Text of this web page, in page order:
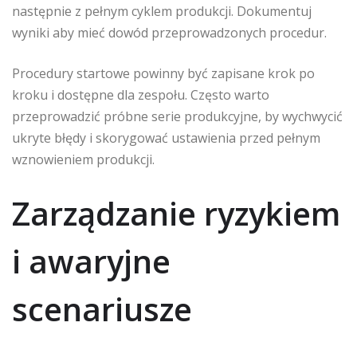
następnie z pełnym cyklem produkcji. Dokumentuj
wyniki aby mieć dowód przeprowadzonych procedur.
Procedury startowe powinny być zapisane krok po
kroku i dostępne dla zespołu. Często warto
przeprowadzić próbne serie produkcyjne, by wychwycić
ukryte błędy i skorygować ustawienia przed pełnym
wznowieniem produkcji.
Zarządzanie ryzykiem
i awaryjne
scenariusze